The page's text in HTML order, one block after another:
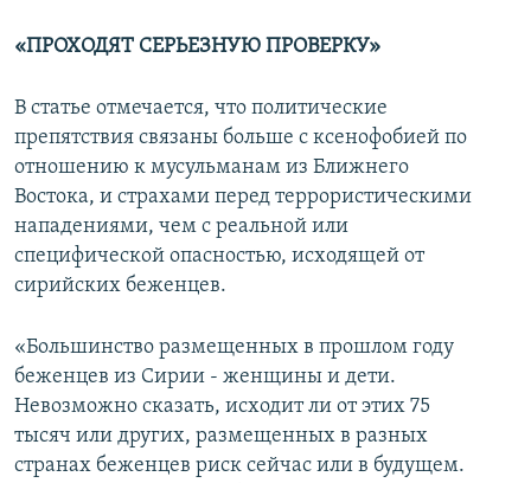
«ПРОХОДЯТ СЕРЬЕЗНУЮ ПРОВЕРКУ»
В статье отмечается, что политические
препятствия связаны больше с ксенофобией по
отношению к мусульманам из Ближнего
Востока, и страхами перед террористическими
нападениями, чем с реальной или
специфической опасностью, исходящей от
сирийских беженцев.
«Большинство размещенных в прошлом году
беженцев из Сирии - женщины и дети.
Невозможно сказать, исходит ли от этих 75
тысяч или других, размещенных в разных
странах беженцев риск сейчас или в будущем.